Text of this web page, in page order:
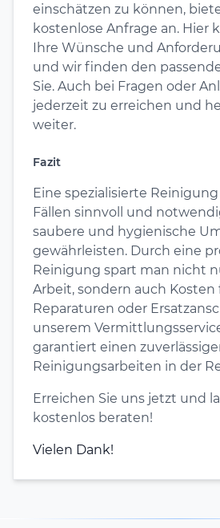
einschätzen zu können,
kostenlose Anfrage an. Hier
Ihre Wünsche und
und wir finden den
Sie. Auch bei Fragen oder
jederzeit zu erreichen und
weiter.
Fazit
Eine spezialisierte
Fällen sinnvoll und
saubere und hygienische
gewährleisten. Durch eine
Reinigung spart man nicht
Arbeit, sondern auch
Reparaturen oder
unserem
garantiert einen
Reinigungsarbeiten in der
Erreichen Sie uns jetzt und
kostenlos beraten!
Vielen Dank!